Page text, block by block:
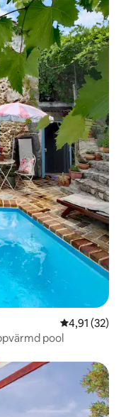
4,91 av 5 i
4,91 (32)
pool